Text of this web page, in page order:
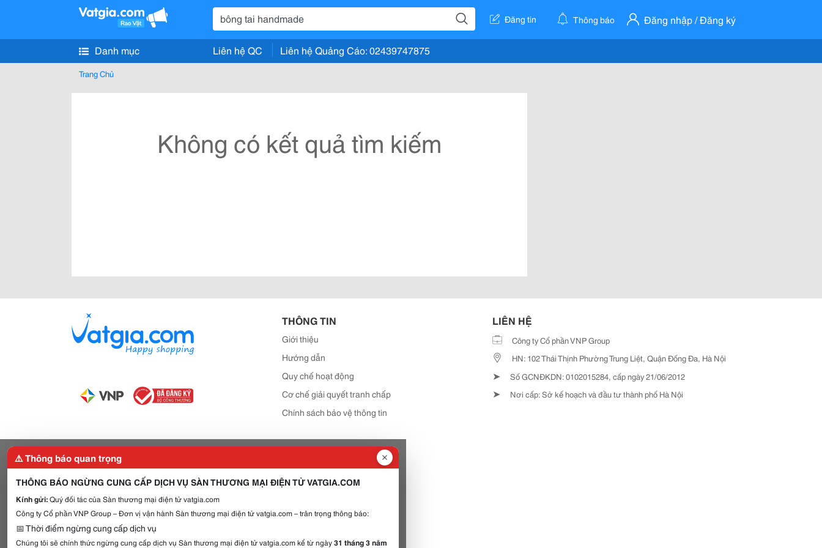
Đăng tin Thông báo Đăng nhập / Đăng ký
Danh mục Liên hệ QC Liên hệ Quảng Cáo: 02439747875
Trang Chủ
Không có kết quả tìm kiếm
THÔNG TIN
Giới thiệu
Hướng dẫn
Quy chế hoạt động
Cơ chế giải quyết tranh chấp
Chính sách bảo vệ thông tin
LIÊN HỆ
Công ty Cổ phần VNP Group
HN: 102 Thái Thịnh Phường Trung Liệt, Quận Đống Đa, Hà Nội
➤ Số GCNĐKDN: 0102015284, cấp ngày 21/06/2012
➤ Nơi cấp: Sở kế hoạch và đầu tư thành phố Hà Nội
⚠️ Thông báo quan trọng
THÔNG BÁO NGỪNG CUNG CẤP DỊCH VỤ SÀN THƯƠNG MẠI ĐIỆN TỬ VATGIA.COM
Kính gửi:Quý đối tác của Sàn thương mại điện tử vatgia.com
Công ty Cổ phần VNP Group – Đơn vị vận hành Sàn thương mại điện tử vatgia.com – trân trọng thông báo:
📅 Thời điểm ngừng cung cấp dịch vụ
Chúng tôi sẽ chính thức ngừng cung cấp dịch vụ Sàn thương mại điện tử vatgia.com kể từ ngày31 tháng 3 năm